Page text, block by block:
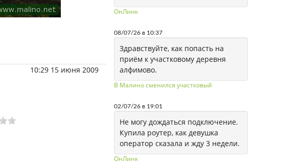
10:29 15 июня 2009
ОнЛинк
08/07/26 в 10:37
Здравствуйте, как попасть на
приём к участковому деревня
алфимово.
В Малино сменился участковый
02/07/26 в 19:01
Не могу дождаться подключение.
Купила роутер, как девушка
оператор сказала и жду 3 недели.
ОнЛинк